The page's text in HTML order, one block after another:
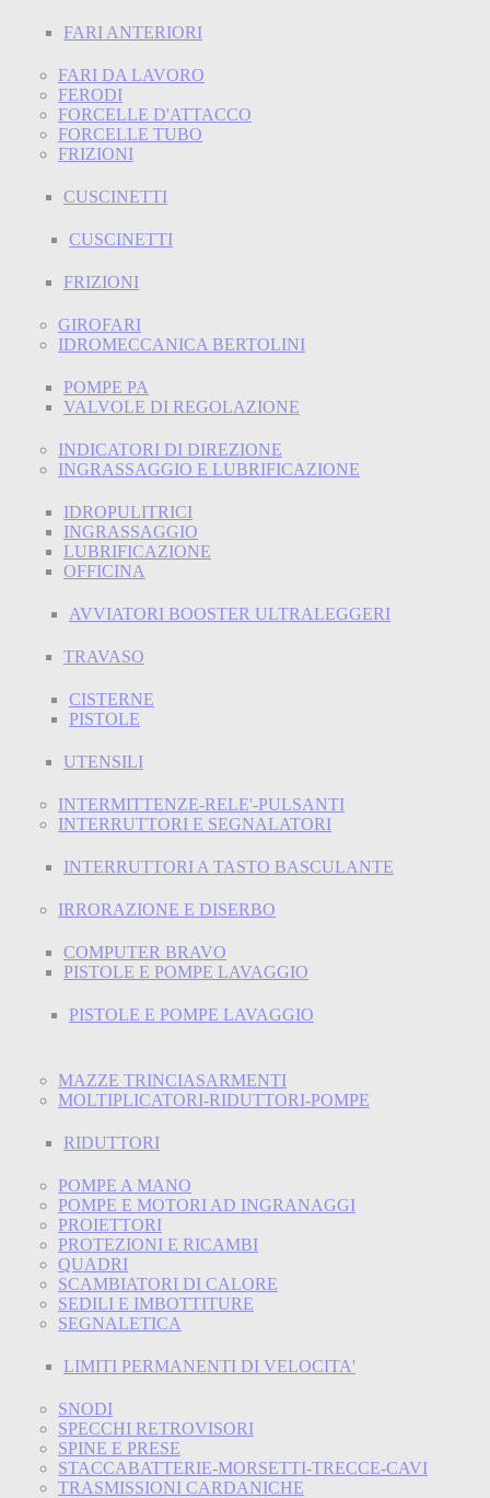
FARI ANTERIORI
FARI DA LAVORO
FERODI
FORCELLE D'ATTACCO
FORCELLE TUBO
FRIZIONI
CUSCINETTI
CUSCINETTI
FRIZIONI
GIROFARI
IDROMECCANICA BERTOLINI
POMPE PA
VALVOLE DI REGOLAZIONE
INDICATORI DI DIREZIONE
INGRASSAGGIO E LUBRIFICAZIONE
IDROPULITRICI
INGRASSAGGIO
LUBRIFICAZIONE
OFFICINA
AVVIATORI BOOSTER ULTRALEGGERI
TRAVASO
CISTERNE
PISTOLE
UTENSILI
INTERMITTENZE-RELE'-PULSANTI
INTERRUTTORI E SEGNALATORI
INTERRUTTORI A TASTO BASCULANTE
IRRORAZIONE E DISERBO
COMPUTER BRAVO
PISTOLE E POMPE LAVAGGIO
PISTOLE E POMPE LAVAGGIO
MAZZE TRINCIASARMENTI
MOLTIPLICATORI-RIDUTTORI-POMPE
RIDUTTORI
POMPE A MANO
POMPE E MOTORI AD INGRANAGGI
PROIETTORI
PROTEZIONI E RICAMBI
QUADRI
SCAMBIATORI DI CALORE
SEDILI E IMBOTTITURE
SEGNALETICA
LIMITI PERMANENTI DI VELOCITA'
SNODI
SPECCHI RETROVISORI
SPINE E PRESE
STACCABATTERIE-MORSETTI-TRECCE-CAVI
TRASMISSIONI CARDANICHE